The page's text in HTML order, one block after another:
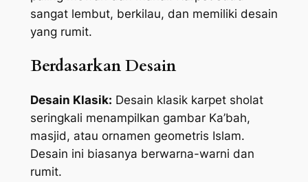
sangat lembut, berkilau, dan memiliki desain
yang rumit.
Berdasarkan Desain
Desain Klasik: Desain klasik karpet sholat
seringkali menampilkan gambar Ka’bah,
masjid, atau ornamen geometris Islam.
Desain ini biasanya berwarna-warni dan
rumit.